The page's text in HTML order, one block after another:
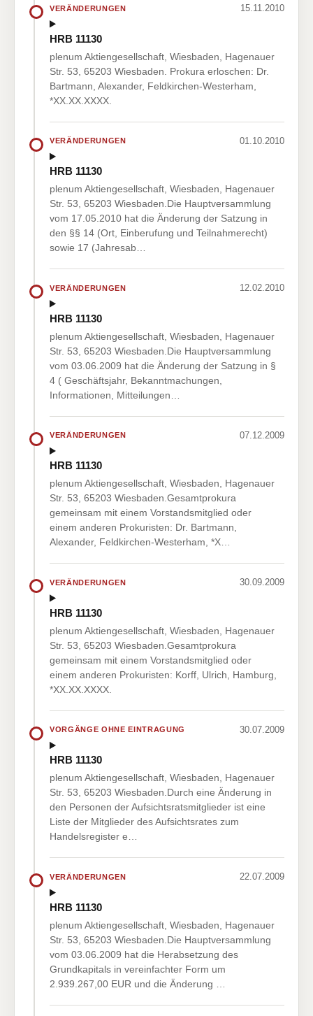
VERÄNDERUNGEN 15.11.2010
HRB 11130
plenum Aktiengesellschaft, Wiesbaden, Hagenauer
Str. 53, 65203 Wiesbaden. Prokura erloschen: Dr.
Bartmann, Alexander, Feldkirchen-Westerham,
*XX.XX.XXXX.
VERÄNDERUNGEN 01.10.2010
HRB 11130
plenum Aktiengesellschaft, Wiesbaden, Hagenauer
Str. 53, 65203 Wiesbaden.Die Hauptversammlung
vom 17.05.2010 hat die Änderung der Satzung in
den §§ 14 (Ort, Einberufung und Teilnahmerecht)
sowie 17 (Jahresab…
VERÄNDERUNGEN 12.02.2010
HRB 11130
plenum Aktiengesellschaft, Wiesbaden, Hagenauer
Str. 53, 65203 Wiesbaden.Die Hauptversammlung
vom 03.06.2009 hat die Änderung der Satzung in §
4 ( Geschäftsjahr, Bekanntmachungen,
Informationen, Mitteilungen…
VERÄNDERUNGEN 07.12.2009
HRB 11130
plenum Aktiengesellschaft, Wiesbaden, Hagenauer
Str. 53, 65203 Wiesbaden.Gesamtprokura
gemeinsam mit einem Vorstandsmitglied oder
einem anderen Prokuristen: Dr. Bartmann,
Alexander, Feldkirchen-Westerham, *X…
VERÄNDERUNGEN 30.09.2009
HRB 11130
plenum Aktiengesellschaft, Wiesbaden, Hagenauer
Str. 53, 65203 Wiesbaden.Gesamtprokura
gemeinsam mit einem Vorstandsmitglied oder
einem anderen Prokuristen: Korff, Ulrich, Hamburg,
*XX.XX.XXXX.
VORGÄNGE OHNE EINTRAGUNG 30.07.2009
HRB 11130
plenum Aktiengesellschaft, Wiesbaden, Hagenauer
Str. 53, 65203 Wiesbaden.Durch eine Änderung in
den Personen der Aufsichtsratsmitglieder ist eine
Liste der Mitglieder des Aufsichtsrates zum
Handelsregister e…
VERÄNDERUNGEN 22.07.2009
HRB 11130
plenum Aktiengesellschaft, Wiesbaden, Hagenauer
Str. 53, 65203 Wiesbaden.Die Hauptversammlung
vom 03.06.2009 hat die Herabsetzung des
Grundkapitals in vereinfachter Form um
2.939.267,00 EUR und die Änderung …